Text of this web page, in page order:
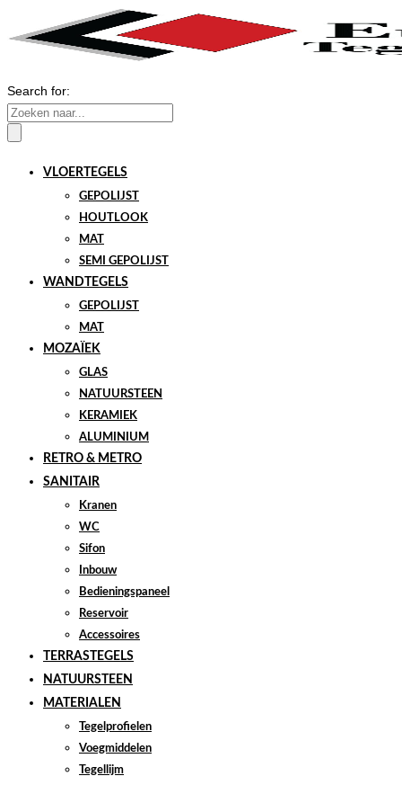
Search for:
VLOERTEGELS
GEPOLIJST
HOUTLOOK
MAT
SEMI GEPOLIJST
WANDTEGELS
GEPOLIJST
MAT
MOZAÏEK
GLAS
NATUURSTEEN
KERAMIEK
ALUMINIUM
RETRO & METRO
SANITAIR
Kranen
WC
Sifon
Inbouw
Bedieningspaneel
Reservoir
Accessoires
TERRASTEGELS
NATUURSTEEN
MATERIALEN
Tegelprofielen
Voegmiddelen
Tegellijm